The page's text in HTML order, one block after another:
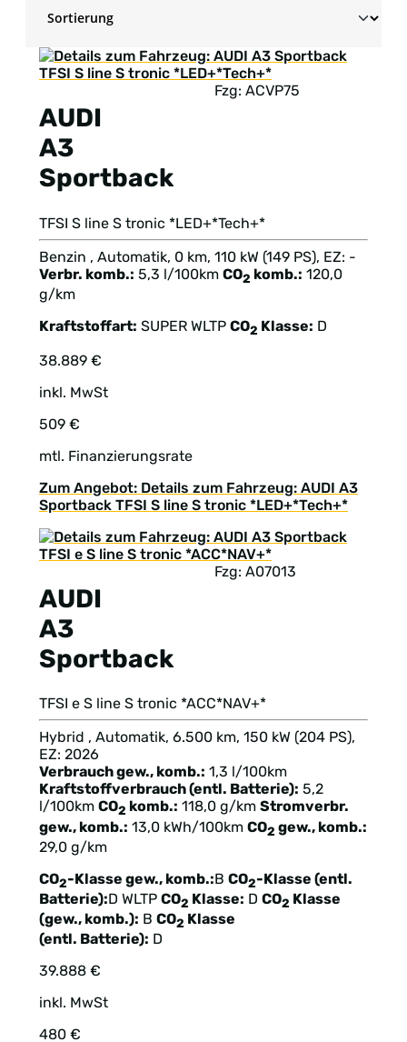
AUDI
A3
Sportback
Fzg: ACVP75
TFSI S line S tronic *LED+*Tech+*
Benzin , Automatik, 0 km, 110 kW (149 PS), EZ: -
Verbr. komb.: 5,3 l/100km CO2 komb.: 120,0
g/km
Kraftstoffart: SUPER WLTP CO2 Klasse: D
38.889 €
inkl. MwSt
509 €
mtl. Finanzierungsrate
Zum Angebot: Details zum Fahrzeug: AUDI A3
Sportback TFSI S line S tronic *LED+*Tech+*
AUDI
A3
Sportback
Fzg: A07013
TFSI e S line S tronic *ACC*NAV+*
Hybrid , Automatik, 6.500 km, 150 kW (204 PS),
EZ: 2026
Verbrauch gew., komb.: 1,3 l/100km
Kraftstoffverbrauch (entl. Batterie): 5,2
l/100km CO2 komb.: 118,0 g/km Stromverbr.
gew., komb.: 13,0 kWh/100km CO2 gew., komb.:
29,0 g/km
CO2-Klasse gew., komb.:B CO2-Klasse (entl.
Batterie):D WLTP CO2 Klasse: D CO2 Klasse
(gew., komb.): B CO2 Klasse
(entl. Batterie): D
39.888 €
inkl. MwSt
480 €